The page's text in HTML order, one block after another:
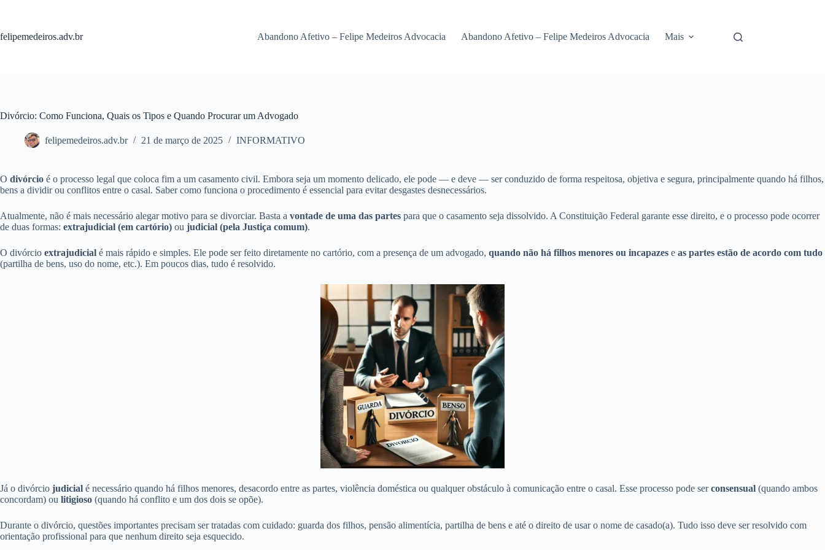
conteúdo
felipemedeiros.adv.br Abandono Afetivo – Felipe Medeiros Advocacia Abandono Afetivo – Felipe Medeiros Advocacia Mais
Divórcio: Como Funciona, Quais os Tipos e Quando Procurar um Advogado
felipemedeiros.adv.br 21 de março de 2025 INFORMATIVO
O divórcio é o processo legal que coloca fim a um casamento civil. Embora seja um momento delicado, ele pode — e deve — ser conduzido de forma respeitosa, objetiva e segura, principalmente quando há filhos,
bens a dividir ou conflitos entre o casal. Saber como funciona o procedimento é essencial para evitar desgastes desnecessários.
Atualmente, não é mais necessário alegar motivo para se divorciar. Basta a vontade de uma das partes para que o casamento seja dissolvido. A Constituição Federal garante esse direito, e o processo pode ocorrer
de duas formas: extrajudicial (em cartório) ou judicial (pela Justiça comum).
O divórcio extrajudicial é mais rápido e simples. Ele pode ser feito diretamente no cartório, com a presença de um advogado, quando não há filhos menores ou incapazes e as partes estão de acordo com tudo
(partilha de bens, uso do nome, etc.). Em poucos dias, tudo é resolvido.
Já o divórcio judicial é necessário quando há filhos menores, desacordo entre as partes, violência doméstica ou qualquer obstáculo à comunicação entre o casal. Esse processo pode serconsensual (quando ambos
concordam) ou litigioso (quando há conflito e um dos dois se opõe).
Durante o divórcio, questões importantes precisam ser tratadas com cuidado: guarda dos filhos, pensão alimentícia, partilha de bens e até o direito de usar o nome de casado(a). Tudo isso deve ser resolvido com
orientação profissional para que nenhum direito seja esquecido.